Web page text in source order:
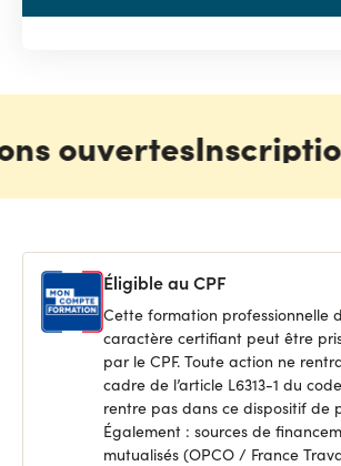
ouvertes
Éligible au CPF
Cette formation professionnelle
caractère certifiant peut être
par le CPF. Toute action ne
cadre de l’article L6313-1 du
rentre pas dans ce dispositif de
Également : sources de
mutualisés (OPCO / France